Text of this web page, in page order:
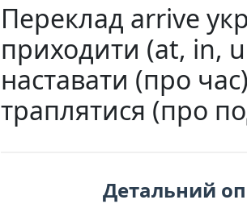
Переклад arrive
приходити (at, in,
наставати (про
траплятися (про
Детальний